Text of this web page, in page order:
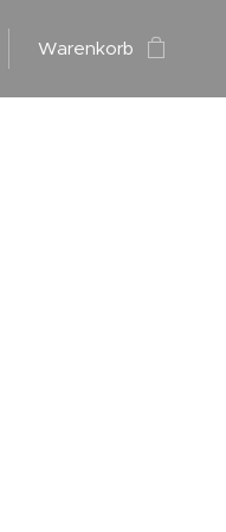
Warenkorb